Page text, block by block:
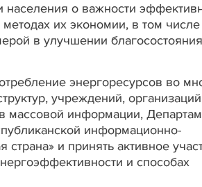
о важности
их экономии, в том
в улучшении благосостояния
энергоресурсов во
учреждений,
массовой информации,
информационно-
и принять активное
и способах